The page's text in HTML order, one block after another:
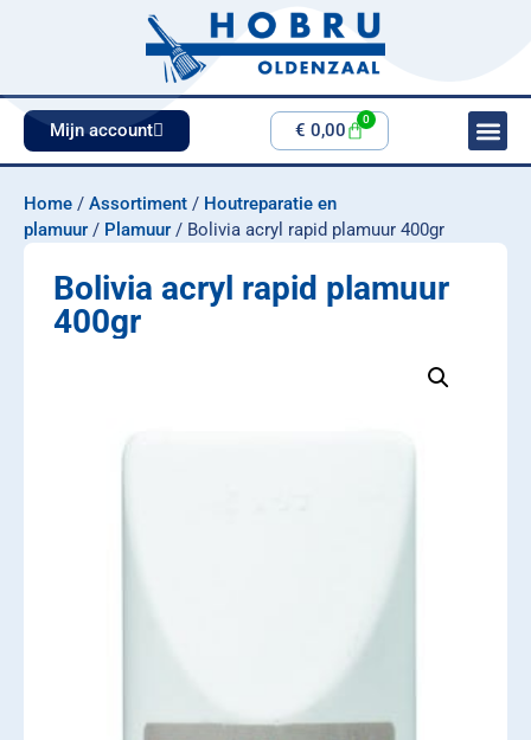
Mijn account € 0,00
0
Home / Assortiment / Houtreparatie en
plamuur / Plamuur / Bolivia acryl rapid plamuur 400gr
Bolivia acryl rapid plamuur
400gr